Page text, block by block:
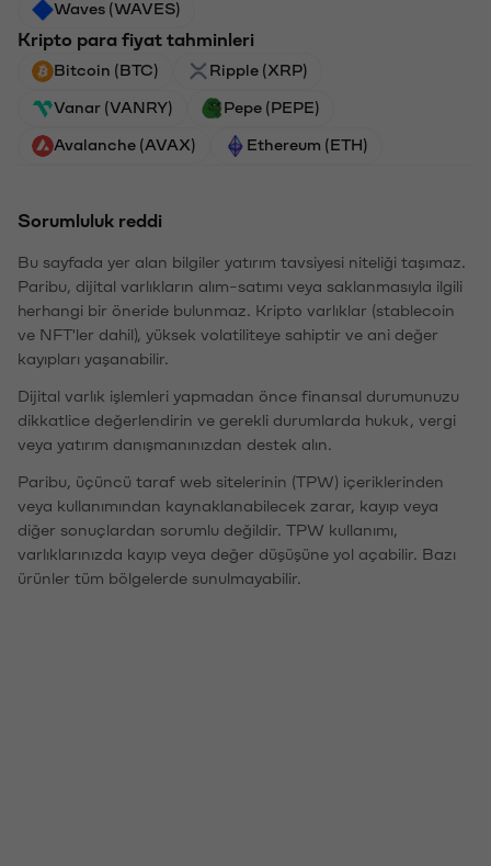
Waves (WAVES)
Kripto para fiyat tahminleri
Bitcoin (BTC) Ripple (XRP)
Vanar (VANRY) Pepe (PEPE)
Avalanche (AVAX) Ethereum (ETH)
Sorumluluk reddi
Bu sayfada yer alan bilgiler yatırım tavsiyesi niteliği taşımaz.
Paribu, dijital varlıkların alım-satımı veya saklanmasıyla ilgili
herhangi bir öneride bulunmaz. Kripto varlıklar (stablecoin
ve NFT'ler dahil), yüksek volatiliteye sahiptir ve ani değer
kayıpları yaşanabilir.
Dijital varlık işlemleri yapmadan önce finansal durumunuzu
dikkatlice değerlendirin ve gerekli durumlarda hukuk, vergi
veya yatırım danışmanınızdan destek alın.
Paribu, üçüncü taraf web sitelerinin (TPW) içeriklerinden
veya kullanımından kaynaklanabilecek zarar, kayıp veya
diğer sonuçlardan sorumlu değildir. TPW kullanımı,
varlıklarınızda kayıp veya değer düşüşüne yol açabilir. Bazı
ürünler tüm bölgelerde sunulmayabilir.